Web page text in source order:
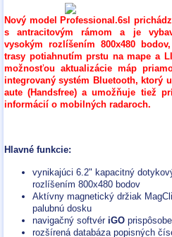
Nový model Professional.6sl
s antracitovým rámom a je
vysokým rozlíšením 800x480
trasy potiahnutím prstu na mape a
možnosťou aktualizácie máp
integrovaný systém Bluetooth, ktorý
aute (Handsfree) a umožňuje tiež
informácií o mobilných radaroch.
Hlavné funkcie:
vynikajúci 6.2" kapacitný
rozlíšením 800x480 bodov
Aktívny magnetický držiak
palubnú dosku
navigačný softvér iGO
rozšírená databáza popisných